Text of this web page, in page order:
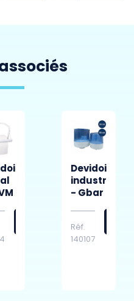
Devidoir
industriel
- Gbar
Réf.
140107